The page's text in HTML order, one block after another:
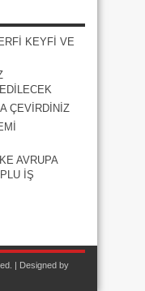
KEYFİ VE
ÇEVİRDİNİZ
AVRUPA
İŞ
| Designed by